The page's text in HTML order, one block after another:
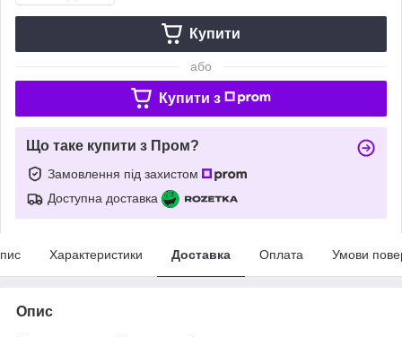
Купити
або
Купити з
Що таке купити з Пром?
Замовлення під захистом
Доступна доставка
Характеристики Доставка Оплата Умови
Опис